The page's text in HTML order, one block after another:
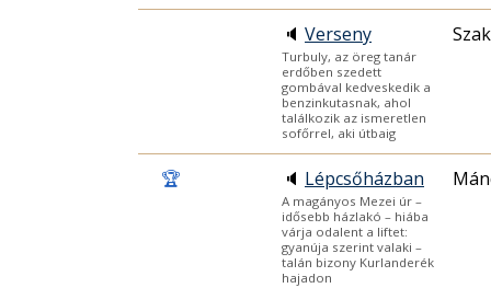
🔈 Verseny
Turbuly, az öreg tanár
erdőben szedett
gombával kedveskedik a
benzinkutasnak, ahol
találkozik az ismeretlen
sofőrrel, aki útbaig
🏆 🔈 Lépcsőházban
A magányos Mezei úr –
idősebb házlakó – hiába
várja odalent a liftet:
gyanúja szerint valaki –
talán bizony Kurlanderék
hajadon